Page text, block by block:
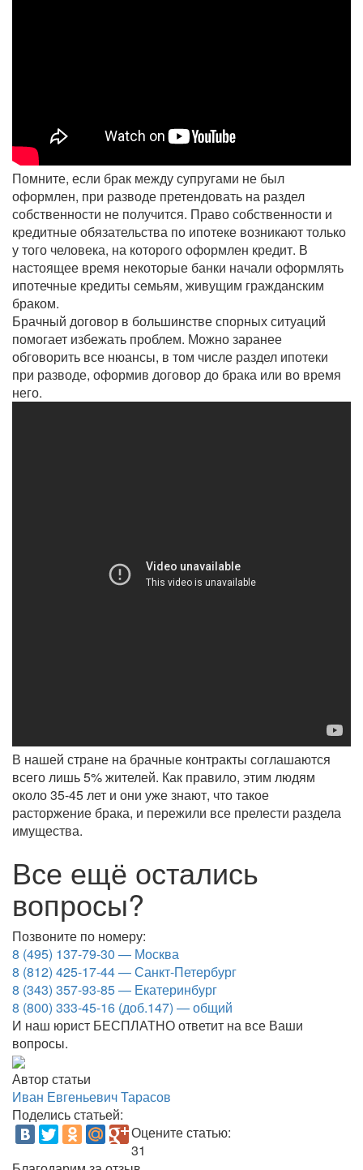
Помните, если брак между супругами не был
оформлен, при разводе претендовать на раздел
собственности не получится. Право собственности и
кредитные обязательства по ипотеке возникают только
у того человека, на которого оформлен кредит. В
настоящее время некоторые банки начали оформлять
ипотечные кредиты семьям, живущим гражданским
браком.
Брачный договор в большинстве спорных ситуаций
помогает избежать проблем. Можно заранее
обговорить все нюансы, в том числе раздел ипотеки
при разводе, оформив договор до брака или во время
него.
В нашей стране на брачные контракты соглашаются
всего лишь 5% жителей. Как правило, этим людям
около 35-45 лет и они уже знают, что такое
расторжение брака, и пережили все прелести раздела
имущества.
Все ещё остались
вопросы?
Позвоните по номеру:
8 (495) 137-79-30 — Москва
8 (812) 425-17-44 — Санкт-Петербург
8 (343) 357-93-85 — Екатеринбург
8 (800) 333-45-16 (доб.147) — общий
И наш юрист БЕСПЛАТНО ответит на все Ваши
вопросы.
Автор статьи
Иван Евгеньевич Тарасов
Поделись статьей:
Оцените статью:
31